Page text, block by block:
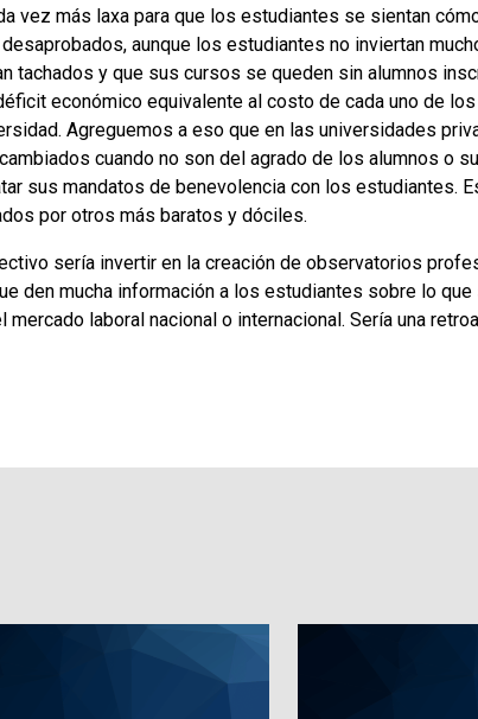
vez más laxa para que los estudiantes se sientan
aunque los estudiantes no inviertan
y que sus cursos se queden sin alumnos
económico equivalente al costo de cada uno de
Agreguemos a eso que en las universidades
cuando no son del agrado de los alumnos o
sus mandatos de benevolencia con los estudiantes.
por otros más baratos y dóciles.
sería invertir en la creación de observatorios
den mucha información a los estudiantes sobre lo que
laboral nacional o internacional. Sería una